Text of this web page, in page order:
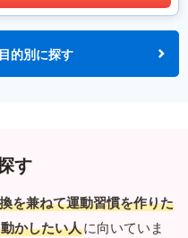
的別に探す
す
を兼ねて運動習慣を作りた
かしたい人に向いていま